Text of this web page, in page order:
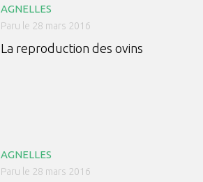
AGNELLES
Paru le 28 mars 2016
La reproduction des ovins
AGNELLES
Paru le 28 mars 2016